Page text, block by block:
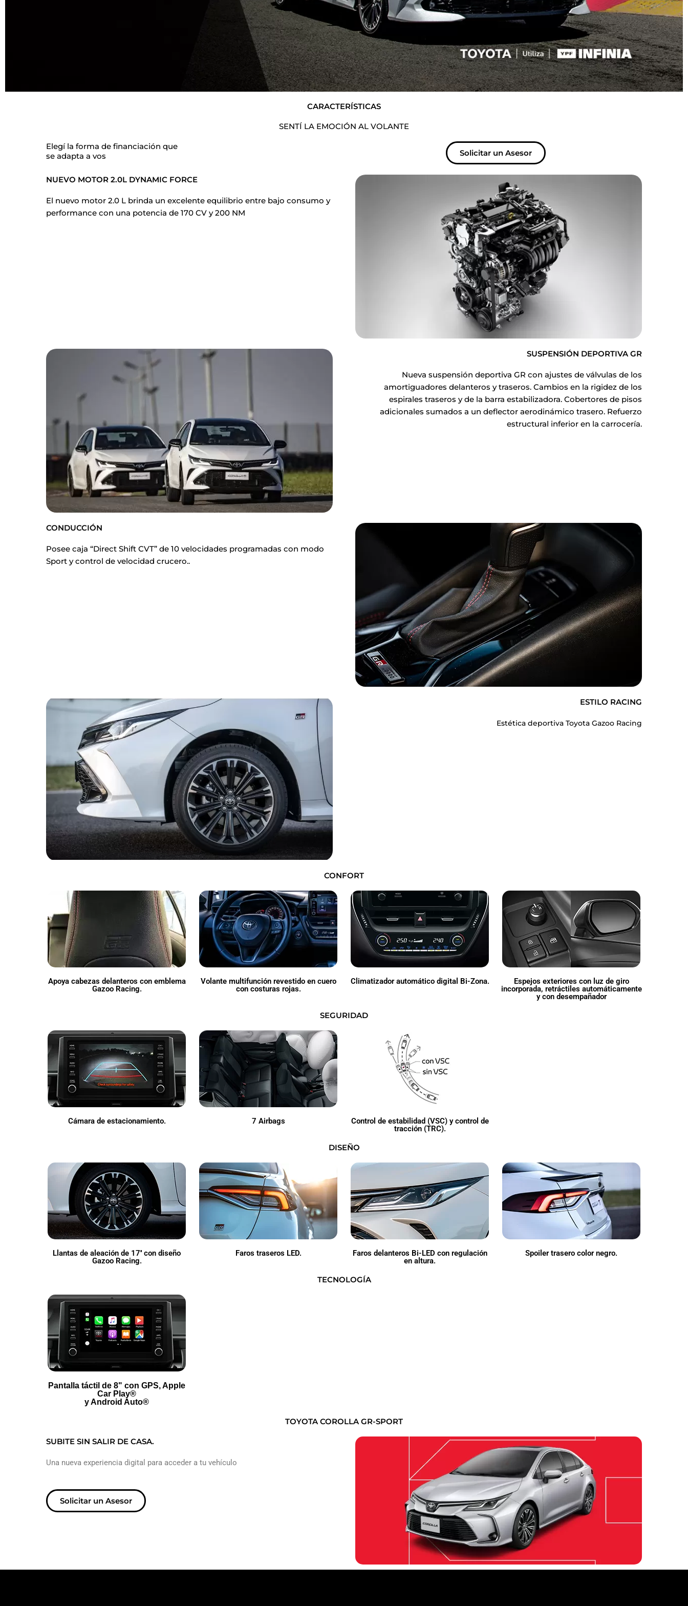
CARACTERÍSTICAS
SENTÍ LA EMOCIÓN AL VOLANTE
Elegí la forma de financiación que
se adapta a vos
Solicitar un Asesor
NUEVO MOTOR 2.0L DYNAMIC FORCE
El nuevo motor 2.0 L brinda un excelente equilibrio entre bajo consumo y
performance con una potencia de 170 CV y 200 NM
SUSPENSIÓN DEPORTIVA GR
Nueva suspensión deportiva GR con ajustes de válvulas de los
amortiguadores delanteros y traseros. Cambios en la rigidez de los
espirales traseros y de la barra estabilizadora. Cobertores de pisos
adicionales sumados a un deflector aerodinámico trasero. Refuerzo
estructural inferior en la carrocería.
CONDUCCIÓN
Posee caja “Direct Shift CVT” de 10 velocidades programadas con modo
Sport y control de velocidad crucero..
ESTILO RACING
Estética deportiva Toyota Gazoo Racing
CONFORT
Apoya cabezas delanteros con emblema
Gazoo Racing.
Volante multifunción revestido en cuero
con costuras rojas.
Climatizador automático digital Bi-Zona.
Espejos exteriores con luz de giro
incorporada, retráctiles automáticamente
y con desempañador
SEGURIDAD
Cámara de estacionamiento. 7 Airbags
Control de estabilidad (VSC) y control de
tracción (TRC).
DISEÑO
Llantas de aleación de 17'' con diseño
Gazoo Racing.
Faros traseros LED.
Faros delanteros Bi-LED con regulación
en altura.
Spoiler trasero color negro.
TECNOLOGÍA
Pantalla táctil de 8" con GPS, Apple
Car Play®
y Android Auto®
TOYOTA COROLLA GR-SPORT
SUBITE SIN SALIR DE CASA.
Una nueva experiencia digital para acceder a tu vehículo
Solicitar un Asesor